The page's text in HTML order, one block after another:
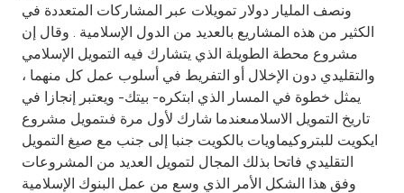
ونصف المليار دولار تمويلات عبر المشاركات المتعددة في
الكثير من هذه المشاريع بالعديد من الدول الإسلامية . وقال إن
مشروع محطة الطويلة الذي يتشارك فيه التمويل الإسلامي
والتقليدي دون الإخلال أو التفريط في أسلوب عمل كل منهما ،
يمثل خطوة في المسار الذي ابتكره- بيتك- ويعتبر إنجازا في
تاريخ التمويل الاسلامىعندما شارك لأول مرة فىتمويل مشروع
ايكويت للبتروكيماويات بالكويت جنبا إلى جنب مع صيغ التمويل
التقليدي فاتحا بذلك المجال لتمويل العديد من المشروعات
وفق هذا الشكل الأمر الذي وسع من عمل البنوك الإسلامية